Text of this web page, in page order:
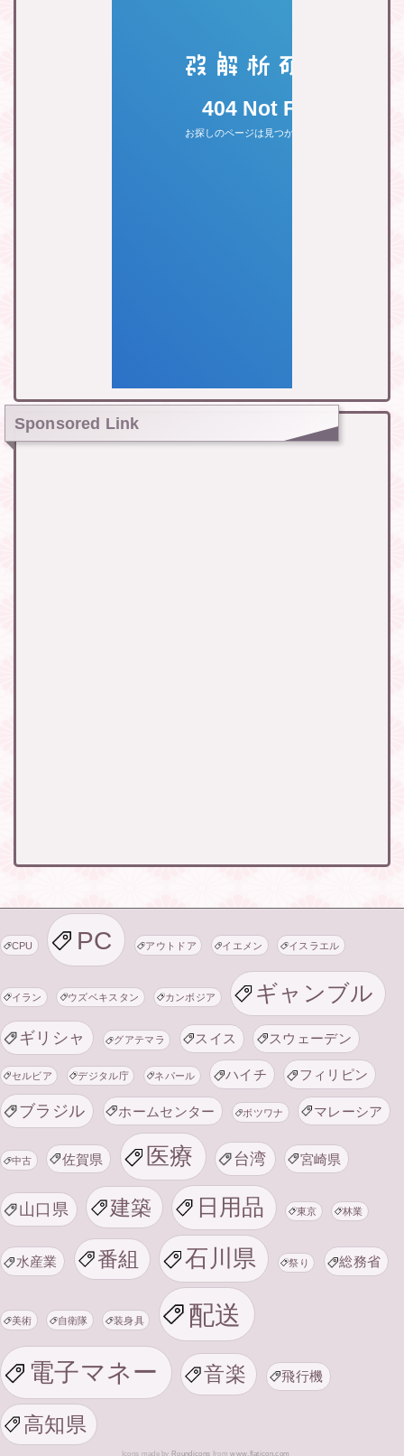
Sponsored Link
CPU PC アウトドア イエメン イスラエル
イラン ウズベキスタン カンボジア ギャンブル
ギリシャ グアテマラ スイス スウェーデン
セルビア デジタル庁 ネパール ハイチ フィリピン
ブラジル ホームセンター ボツワナ マレーシア
中古 佐賀県 医療 台湾 宮崎県
山口県 建築 日用品 東京 林業
水産業 番組 石川県 祭り 総務省
美術 自衛隊 装身具 配送
電子マネー 音楽 飛行機
高知県
Icons made by Roundicons fromwww.flaticon.com